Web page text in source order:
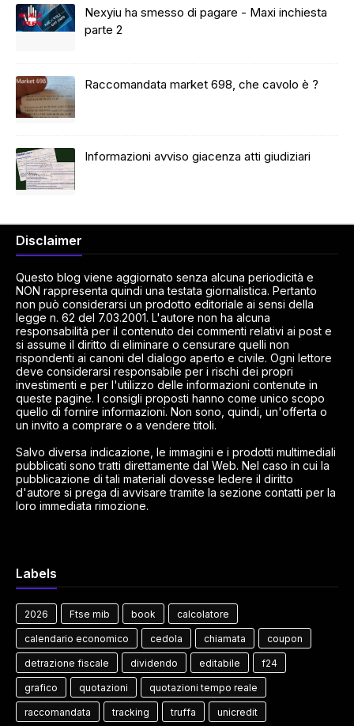
Nexyiu ha smesso di pagare - Maxi inchiesta
parte 2
Raccomandata market 698, che cavolo è ?
Informazioni avviso giacenza atti giudiziari
Disclaimer
Questo blog viene aggiornato senza alcuna periodicità e
NON rappresenta quindi una testata giornalistica. Pertanto
non può considerarsi un prodotto editoriale ai sensi della
legge n. 62 del 7.03.2001. L'autore non ha alcuna
responsabilità per il contenuto dei commenti relativi ai post e
si assume il diritto di eliminare o censurare quelli non
rispondenti ai canoni del dialogo aperto e civile. Ogni lettore
deve considerarsi responsabile per i rischi dei propri
investimenti e per l'utilizzo delle informazioni contenute in
queste pagine. I consigli proposti hanno come unico scopo
quello di fornire informazioni. Non sono, quindi, un'offerta o
un invito a comprare o a vendere titoli.
Salvo diversa indicazione, le immagini e i prodotti multimediali
pubblicati sono tratti direttamente dal Web. Nel caso in cui la
pubblicazione di tali materiali dovesse ledere il diritto
d'autore si prega di avvisare tramite la sezione contatti per la
loro immediata rimozione.
Labels
2026 Ftse mib book calcolatore
calendario economico cedola chiamata coupon
detrazione fiscale dividendo editabile f24
grafico quotazioni quotazioni tempo reale
raccomandata tracking truffa unicredit